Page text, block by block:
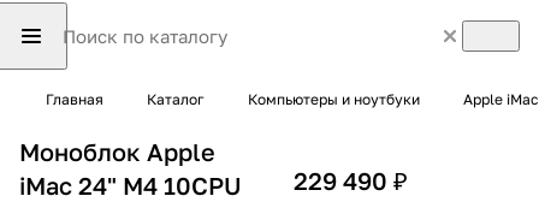
Главная Каталог Компьютеры и ноутбуки Apple iMac
Моноблок Apple
iMac 24" M4 10CPU
229 490 ₽